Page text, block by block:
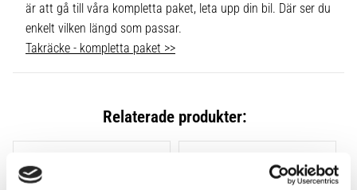
är att gå till våra kompletta paket, leta upp din bil. Där ser du
enkelt vilken längd som passar.
Takräcke - kompletta paket >>
Relaterade produkter:
Lägg